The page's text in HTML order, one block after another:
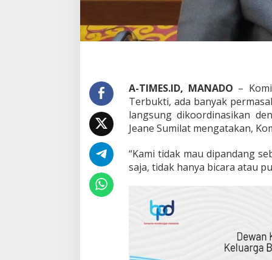
a
u
M
a
a
l
A-TIMES.ID, MANADO –
Terbukti, ada banyak
langsung dikoordinasikan
Jeane Sumilat mengatakan,
“Kami tidak mau dipandang
saja, tidak hanya bicara atau